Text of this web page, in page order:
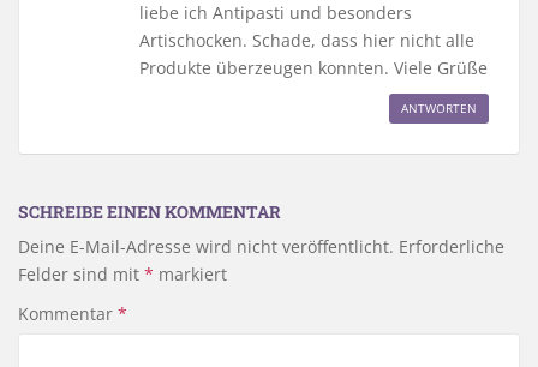
liebe ich Antipasti und besonders
Artischocken. Schade, dass hier nicht alle
Produkte überzeugen konnten. Viele Grüße
ANTWORTEN
SCHREIBE EINEN KOMMENTAR
Deine E-Mail-Adresse wird nicht veröffentlicht. Erforderliche
Felder sind mit * markiert
Kommentar *